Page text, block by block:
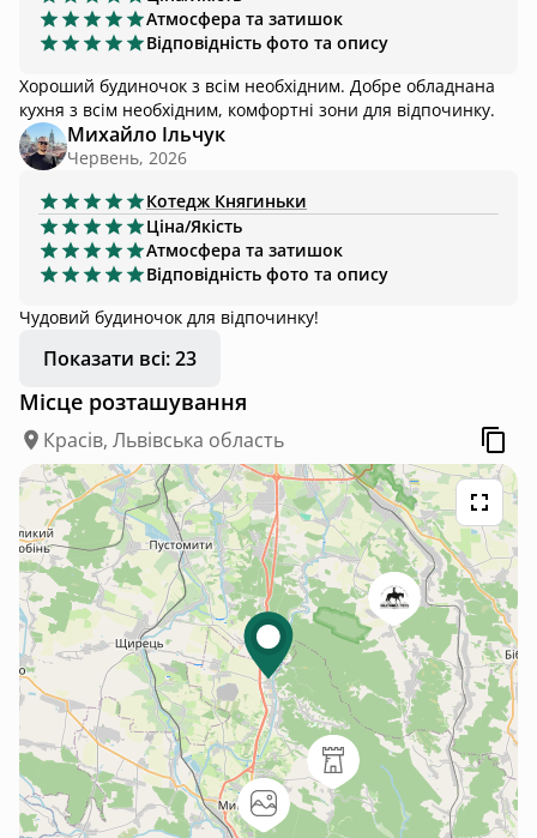
Атмосфера та затишок
Відповідність фото та опису
Хороший будиночок з всім необхідним. Добре обладнана
кухня з всім необхідним, комфортні зони для відпочинку.
Михайло Ільчук
Червень, 2026
Котедж Княгиньки
Ціна/Якість
Атмосфера та затишок
Відповідність фото та опису
Чудовий будиночок для відпочинку!
Показати всі: 23
Місце розташування
Красів, Львівська область